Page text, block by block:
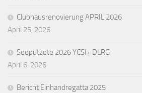
Clubhausrenovierung APRIL 2026
April 25, 2026
Seeputzete 2026 YCSI+ DLRG
April 6, 2026
Bericht Einhandregatta 2025